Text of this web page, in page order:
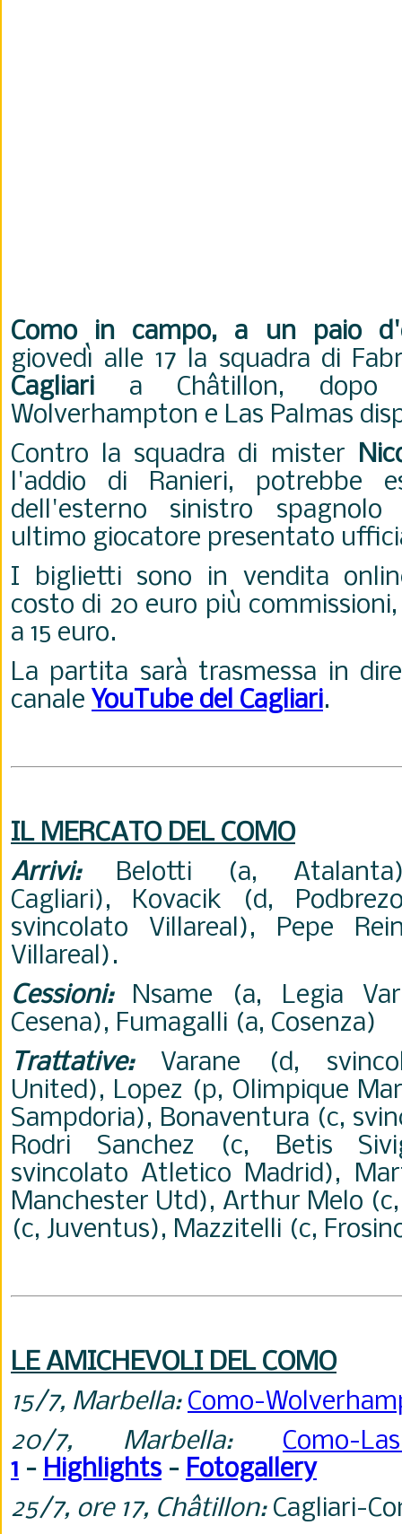
Como in campo, a un paio
giovedì alle 17 la squadra di
Cagliari a Châtillon,
Wolverhampton e Las Palmas
Contro la squadra di mister
l'addio di Ranieri, potrebbe
dell'esterno sinistro
ultimo giocatore presentato
I biglietti sono in vendita
costo di 20 euro più
a 15 euro.
La partita sarà trasmessa in
canale YouTube del Cagliari.
IL MERCATO DEL COMO
Arrivi:Belotti (a,
Cagliari), Kovacik (d,
svincolato Villareal), Pepe
Villareal).
Cessioni:Nsame (a, Legia
Cesena), Fumagalli (a, Cosenza)
Trattative:Varane (d,
United), Lopez (p, Olimpique
Sampdoria), Bonaventura (c,
Rodri Sanchez (c, Betis
svincolato Atletico Madrid),
Manchester Utd), Arthur Melo
(c, Juventus), Mazzitelli (c,
LE AMICHEVOLI DEL COMO
15/7, Marbella: Como-
20/7, Marbella:
Como-
1 - Highlights - Fotogallery
25/7, ore 17, Châtillon:Cagliari-